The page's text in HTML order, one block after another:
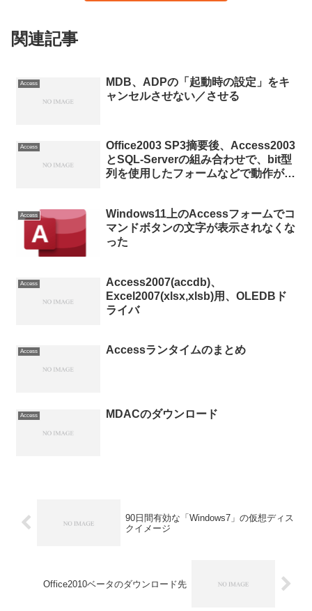
関連記事
Access
MDB、ADPの「起動時の設定」をキ
ャンセルさせない／させる
Access
Office2003 SP3摘要後、Access2003
とSQL-Serverの組み合わせで、bit型
列を使用したフォームなどで動作が異
Access
Windows11上のAccessフォームでコ
マンドボタンの文字が表示されなくな
った
Access
Access2007(accdb)、
Excel2007(xlsx,xlsb)用、OLEDBド
ライバ
Access Accessランタイムのまとめ
Access MDACのダウンロード
90日間有効な「Windows7」の仮想ディス
クイメージ
Office2010ベータのダウンロード先